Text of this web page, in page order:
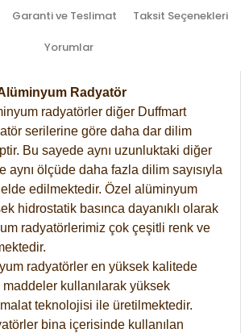
Garanti ve Teslimat Taksit Seçenekleri
Yorumlar
Radyatör
radyatörler diğer Duffmart
serilerine göre daha dar dilim
Bu sayede aynı uzunluktaki diğer
aynı ölçüde daha fazla dilim sayısıyla
elde edilmektedir. Özel alüminyum
hidrostatik basınca dayanıklı olarak
radyatörlerimiz çok çeşitli renk ve
radyatörler en yüksek kalitede
kullanılarak yüksek
teknolojisi ile üretilmektedir.
bina içerisinde kullanılan